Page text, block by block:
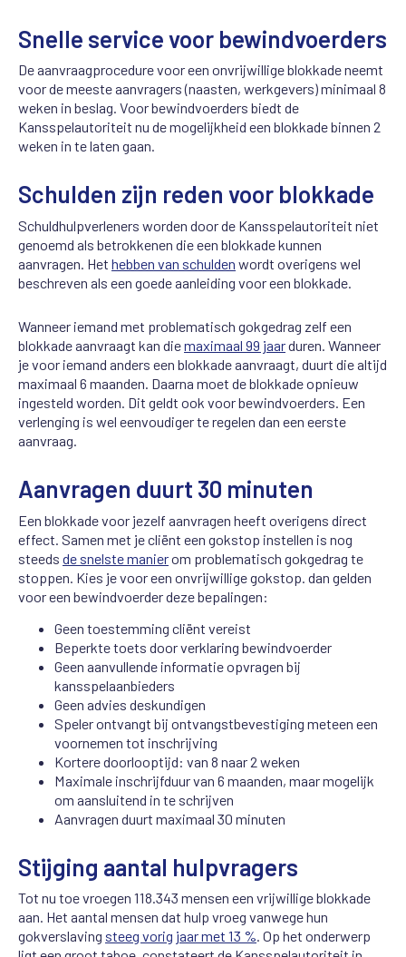
Snelle service voor bewindvoerders
De aanvraagprocedure voor een onvrijwillige blokkade neemt
voor de meeste aanvragers (naasten, werkgevers) minimaal 8
weken in beslag. Voor bewindvoerders biedt de
Kansspelautoriteit nu de mogelijkheid een blokkade binnen 2
weken in te laten gaan.
Schulden zijn reden voor blokkade
Schuldhulpverleners worden door de Kansspelautoriteit niet
genoemd als betrokkenen die een blokkade kunnen
aanvragen. Het hebben van schulden wordt overigens wel
beschreven als een goede aanleiding voor een blokkade.
Wanneer iemand met problematisch gokgedrag zelf een
blokkade aanvraagt kan diemaximaal 99 jaarduren. Wanneer
je voor iemand anders een blokkade aanvraagt, duurt die altijd
maximaal 6 maanden. Daarna moet de blokkade opnieuw
ingesteld worden. Dit geldt ook voor bewindvoerders. Een
verlenging is wel eenvoudiger te regelen dan een eerste
aanvraag.
Aanvragen duurt 30 minuten
Een blokkade voor jezelf aanvragen heeft overigens direct
effect. Samen met je cliënt een gokstop instellen is nog
steeds de snelste manierom problematisch gokgedrag te
stoppen. Kies je voor een onvrijwillige gokstop. dan gelden
voor een bewindvoerder deze bepalingen:
Geen toestemming cliënt vereist
Beperkte toets door verklaring bewindvoerder
Geen aanvullende informatie opvragen bij
kansspelaanbieders
Geen advies deskundigen
Speler ontvangt bij ontvangstbevestiging meteen een
voornemen tot inschrijving
Kortere doorlooptijd: van 8 naar 2 weken
Maximale inschrijfduur van 6 maanden, maar mogelijk
om aansluitend in te schrijven
Aanvragen duurt maximaal 30 minuten
Stijging aantal hulpvragers
Tot nu toe vroegen 118.343 mensen een vrijwillige blokkade
aan. Het aantal mensen dat hulp vroeg vanwege hun
gokverslaving steeg vorig jaar met 13 %. Op het onderwerp